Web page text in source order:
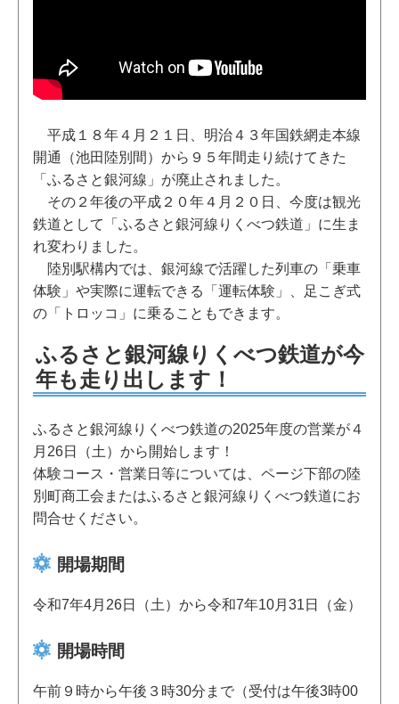
平成１８年４月２１日、明治４３年国鉄網走本線
開通（池田陸別間）から９５年間走り続けてきた
「ふるさと銀河線」が廃止されました。
その２年後の平成２０年４月２０日、今度は観光
鉄道として「ふるさと銀河線りくべつ鉄道」に生ま
れ変わりました。
陸別駅構内では、銀河線で活躍した列車の「乗車
体験」や実際に運転できる「運転体験」、足こぎ式
の「トロッコ」に乗ることもできます。
ふるさと銀河線りくべつ鉄道が今
年も走り出します！
ふるさと銀河線りくべつ鉄道の2025年度の営業が４
月26日（土）から開始します！
体験コース・営業日等については、ページ下部の陸
別町商工会またはふるさと銀河線りくべつ鉄道にお
問合せください。
開場期間
令和7年4月26日（土）から令和7年10月31日（金）
開場時間
午前９時から午後３時30分まで（受付は午後3時00